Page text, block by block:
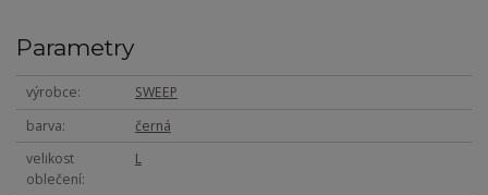
Parametry
výrobce
SWEEP
barva
černá
velikost
oblečení
L